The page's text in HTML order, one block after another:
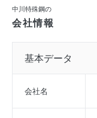
中川特殊鋼の
会社情報
基本データ
会社名